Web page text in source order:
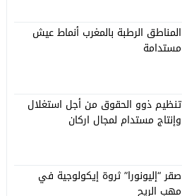
المناطق الرطبة بالمغرب أنماط عيش
مستدامة
تنظيم ذوو الحقوق من أجل استغلال
وإنتاج مستدام لمجال اركان
صقر “إليونورا” ثروة إيكولوجية في
مهب الريح